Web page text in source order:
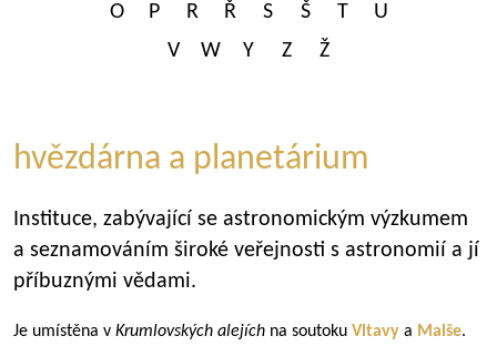
O
P R Ř S Š T
U
V
W Y Z Ž
hvězdárna a planetárium
Instituce, zabývající se astronomickým výzkumem
a seznamováním široké veřejnosti s astronomií a jí
příbuznými vědami.
Je umístěna v Krumlovských alejích na soutoku Vltavy a Malše.